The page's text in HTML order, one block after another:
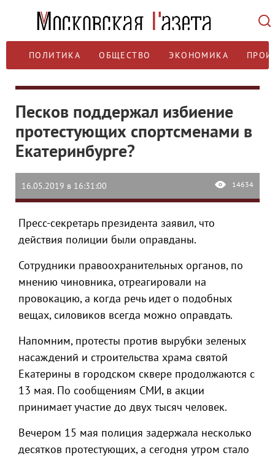
ПОЛИТИКА ОБЩЕСТВО ЭКОНОМИКА
Песков поддержал избиение
протестующих спортсменами в
Екатеринбурге?
16.05.2019 в 16:31:00 14634
Пресс-секретарь президента заявил, что
действия полиции были оправданы.
Сотрудники правоохранительных органов, по
мнению чиновника, отреагировали на
провокацию, а когда речь идет о подобных
вещах, силовиков всегда можно оправдать.
Напомним, протесты против вырубки зеленых
насаждений и строительства храма святой
Екатерины в городском сквере продолжаются с
13 мая. По сообщениям СМИ, в акции
принимает участие до двух тысяч человек.
Вечером 15 мая полиция задержала несколько
десятков протестующих, а сегодня утром стало